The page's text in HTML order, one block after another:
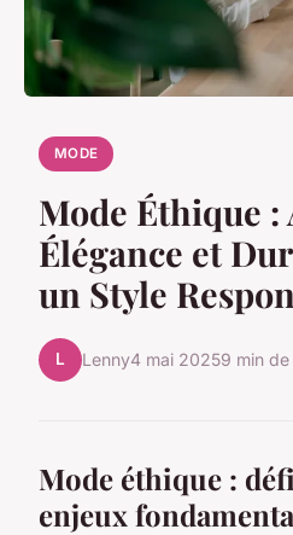
MODE
Mode Éthique
Élégance et
un Style
L Lenny4 mai 20259 min
Mode éthique :
enjeux